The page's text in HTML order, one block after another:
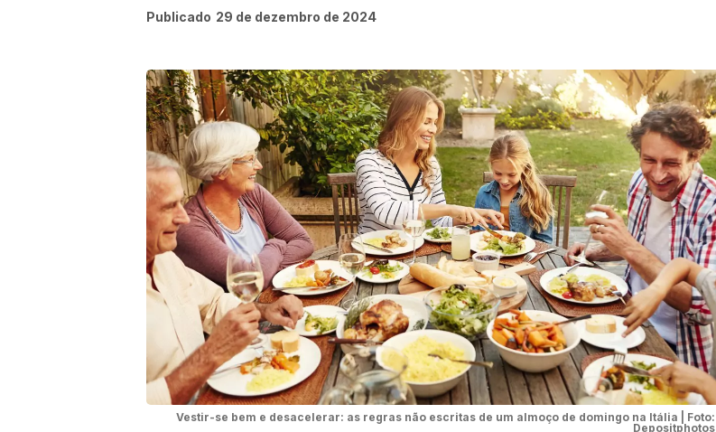
Publicado 29 de dezembro de 2024
Vestir-se bem e desacelerar: as regras não escritas de um almoço de domingo na Itália | Foto:
Depositphotos